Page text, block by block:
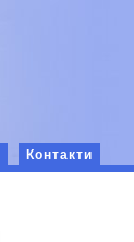
Контакти